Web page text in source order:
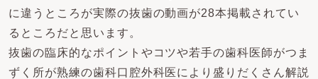
に違うところが実際の抜歯の動画が28本掲載されてい
るところだと思います。
抜歯の臨床的なポイントやコツや若手の歯科医師がつま
ずく所が熟練の歯科口腔外科医により盛りだくさん解説